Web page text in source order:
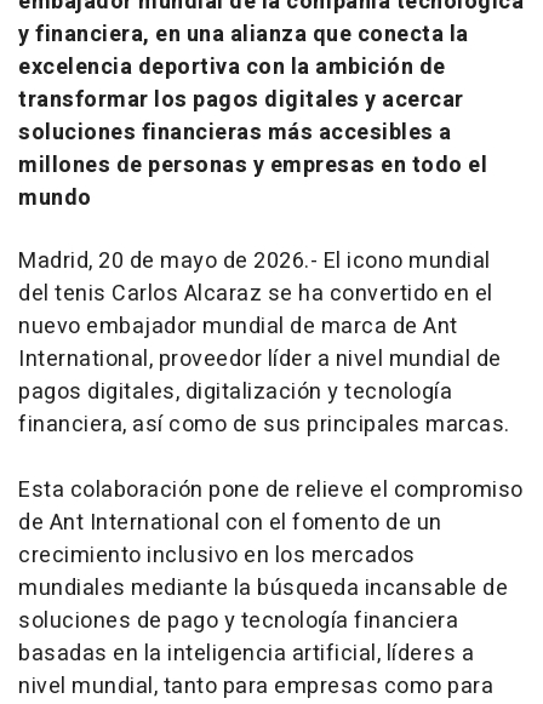
y financiera, en una alianza que conecta la
excelencia deportiva con la ambición de
transformar los pagos digitales y acercar
soluciones financieras más accesibles a
millones de personas y empresas en todo el
mundo
Madrid, 20 de mayo de 2026.- El icono mundial
del tenis Carlos Alcaraz se ha convertido en el
nuevo embajador mundial de marca de Ant
International, proveedor líder a nivel mundial de
pagos digitales, digitalización y tecnología
financiera, así como de sus principales marcas.
Esta colaboración pone de relieve el compromiso
de Ant International con el fomento de un
crecimiento inclusivo en los mercados
mundiales mediante la búsqueda incansable de
soluciones de pago y tecnología financiera
basadas en la inteligencia artificial, líderes a
nivel mundial, tanto para empresas como para